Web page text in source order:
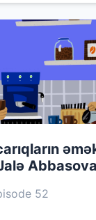
Abbasova
52